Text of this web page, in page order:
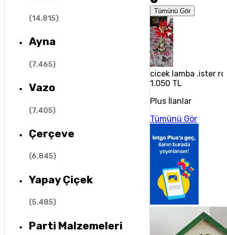
(14.815)
Ayna
(7.465)
Vazo
(7.405)
Çerçeve
(6.845)
Yapay Çiçek
(5.485)
Parti Malzemeleri
Tümünü Gör
cicek lamba .ister
1.050 TL
Plus İlanlar
Tümünü Gör